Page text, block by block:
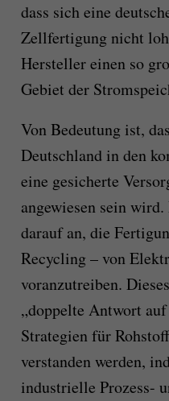
dass sich eine
Zellfertigung nicht
Hersteller einen so
Gebiet der
Von Bedeutung ist,
Deutschland in den
eine gesicherte
angewiesen sein
darauf an, die
Recycling – von
voranzutreiben.
„doppelte Antwort
Strategien für
verstanden werden,
industrielle Prozess-